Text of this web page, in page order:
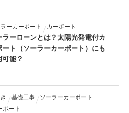
ーカーポート カーポート
ラーローンとは？太陽光発電付カ
ート（ソーラーカーポート）にも
可能？
基礎工事
ソーラーカーポート
ポート